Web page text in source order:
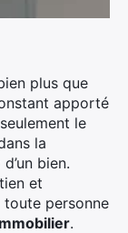
plus que
apporté
le
la
d’un bien.
et
personne
.